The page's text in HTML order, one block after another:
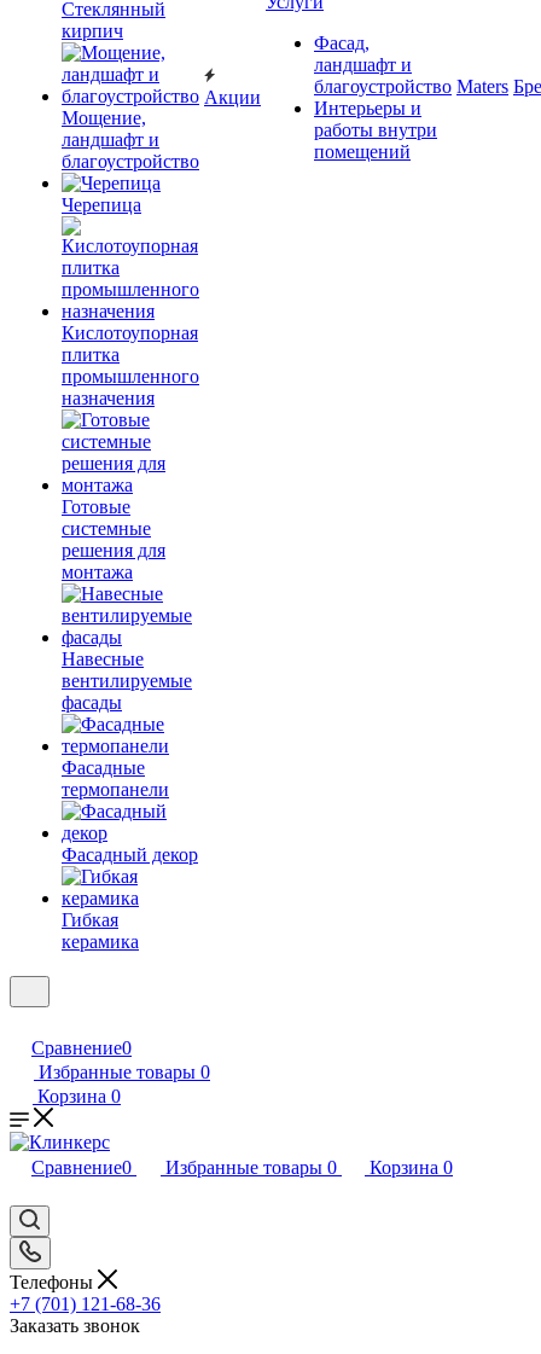
Cтеклянный
кирпич
Мощение,
ландшафт и
благоустройство
Черепица
Кислотоупорная
плитка
промышленного
назначения
Готовые
системные
решения для
монтажа
Навесные
вентилируемые
фасады
Фасадные
термопанели
Фасадный декор
Гибкая
керамика
Акции
Фасад,
ландшафт и
благоустройство
Интерьеры и
работы внутри
помещений
Maters
Сравнение0
Избранные товары 0
Корзина 0
Сравнение0 Избранные товары 0 Корзина 0
Телефоны
+7 (701) 121-68-36
Заказать звонок